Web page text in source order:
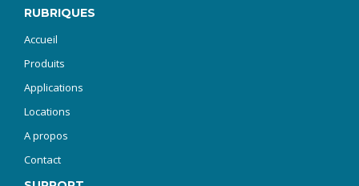
RUBRIQUES
Accueil
Produits
Applications
Locations
A propos
Contact